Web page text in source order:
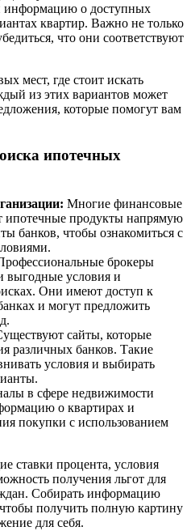
информацию о доступных
квартир. Важно не только
что они соответствуют
мест, где стоит искать
из этих вариантов может
которые помогут вам
ипотечных
Многие финансовые
ипотечные продукты напрямую
банков, чтобы ознакомиться с
брокеры
выгодные условия и
Они имеют доступ к
и могут предложить
сайты, которые
различных банков. Такие
условия и выбирать
в сфере недвижимости
о квартирах и
покупки с использованием
ставки процента, условия
получения льгот для
Собирать информацию
получить полную картину
для себя.